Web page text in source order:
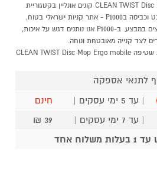
ערכת שטיפה CLEAN TWIST Disc Mop Ergo mobile קונים אונליין בקטגוריית
מוצרי ניקיון במחלקת אביזרי אמבט וכביסה בP1000 - אתר קניות ישראלי בטוח,
משתלם ונוח המציע מוצרים מומלצים במבצע. ב-P1000 אנו נותנים דגש על איכות,
לצד קנייה מאובטחת ונוחה.
אצלנו, קניות באינטרנט של ערכת שטיפה CLEAN TWIST Disc Mop Ergo mobile
לתנאי אספקה
| עד 5 ימי עסקים |
חינם
| עד 7 ימי עסקים |
39 ₪
אחד